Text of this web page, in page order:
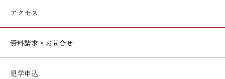
アクセス
資料請求・お問合せ
見学申込